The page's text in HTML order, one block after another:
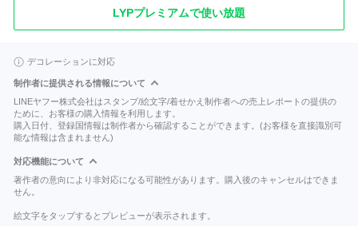
LYPプレミアムで使い放題
デコレーションに対応
制作者に提供される情報について
LINEヤフー株式会社はスタンプ/絵文字/着せかえ制作者への売上レポートの提供の
ために、お客様の購入情報を利用します。
購入日付、登録国情報は制作者から確認することができます。(お客様を直接識別可
能な情報は含まれません)
対応機能について
著作者の意向により非対応になる可能性があります。購入後のキャンセルはできま
せん。
絵文字をタップするとプレビューが表示されます。